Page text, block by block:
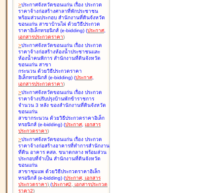
>ประกาศจังหวัดขอนแก่น เรื่อง ประกวด
ราคาจ้างก่อสร้างศาลาที่พักประชาชน
พร้อมส่วนประกอบ สำนักงานที่ดินจังหวัด
ขอนแก่น สาขาบ้านไผ่ ด้วยวิธีประกวด
ราคาอิเล็กทรอนิกส์ (e-bidding) (ประกาศ,
เอกสารประกวดราคา)
>ประกาศจังหวัดขอนแก่น เรื่อง ประกวด
ราคาจ้างก่อสร้างห้องน้ำประชาชนและ
ห้องน้ำคนพิการ สำนักงานที่ดินจังหวัด
ขอนแก่น สาขา
กระนวน ด้วยวิธีประกวดราคา
อิเล็กทรอนิกส์ (e-bidding) (ประกาศ,
เอกสารประกวดราคา)
>ประกาศจังหวัดขอนแก่น เรื่อง ประกวด
ราคาจ้างปรับปรุงบ้านพักข้าราชการ
จำนวน 3 หลัง ของสำนักงานที่ดินจังหวัด
ขอนแก่น
สาขากระนวน ด้วยวิธีประกวดราคาอิเล็ก
ทรอนิกส์ (e-bidding) (ประกาศ, เอกสาร
ประกวดราคา)
>ประกาศจังหวัดขอนแก่น เรื่อง ประกวด
ราคาจ้างก่อสร้างอาคารที่ทำการสำนักงาน
ที่ดิน อาคาร คสล. ขนาดกลาง พร้อมส่วน
ประกอบที่จำเป็น สำนักงานที่ดินจังหวัด
ขอนแก่น
สาขาชุมแพ ด้วยวิธีประกวดราคาอิเล็ก
ทรอนิกส์ (e-bidding) (ประกาศ, เอกสาร
ประกวดราคา) (ประกาศ2, เอกสารประกวด
ราคา2)